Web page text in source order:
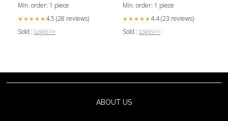
Min. order: 1 piece
★★★★★4.5 (28 reviews)
Sold : Login>>
Min. order: 1 piece
★★★★★4.4 (23 reviews)
Sold : Login>>
ABOUT US